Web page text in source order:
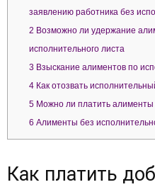
заявлению работника без
2 Возможно ли удержание
исполнительного листа
3 Взыскание алиментов по
4 Как отозвать
5 Можно ли платить алименты
6 Алименты без
Как платить